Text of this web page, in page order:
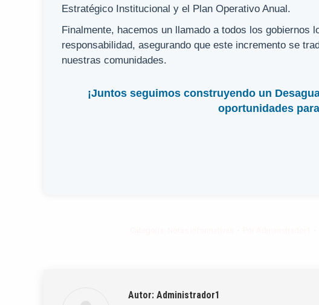
Estratégico Institucional y el Plan Operativo Anual.
Finalmente, hacemos un llamado a todos los gobiernos
responsabilidad, asegurando que este incremento se
nuestras comunidades.
¡Juntos seguimos construyendo un
oportunidades
Autor: Administrador1